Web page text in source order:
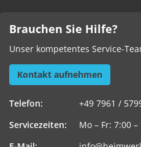
Brauchen Sie Hilfe?
Unser kompetentes Service-
Kontakt aufnehmen
Telefon:
+49 7961 /
Servicezeiten:
Mo – Fr: 7:00